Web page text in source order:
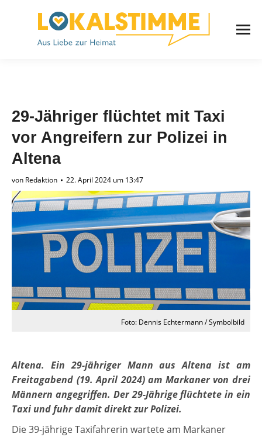
29-Jähriger flüchtet mit Taxi
vor Angreifern zur Polizei in
Altena
von Redaktion 22. April 2024 um 13:47
Foto: Dennis Echtermann / Symbolbild
Altena. Ein 29-jähriger Mann aus Altena ist am
Freitagabend (19. April 2024) am Markaner von drei
Männern angegriffen. Der 29-Jährige flüchtete in ein
Taxi und fuhr damit direkt zur Polizei.
Die 39-jährige Taxifahrerin wartete am Markaner